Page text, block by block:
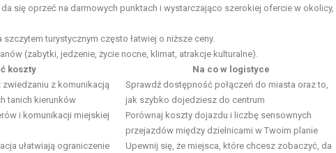
da się oprzeć na darmowych punktach i wystarczająco szerokiej ofercie w okolicy,
turystycznym często łatwiej o niższe ceny.
(zabytki, jedzenie, życie nocne, klimat, atrakcje kulturalne).
koszty Na co w logistyce
z komunikacją
tanich kierunków
Sprawdź dostępność połączeń do miasta oraz to,
jak szybko dojedziesz do centrum
i komunikacji miejskiej
Porównaj koszty dojazdu i liczbę sensownych
przejazdów między dzielnicami w Twoim planie
ułatwiają ograniczenie
Upewnij się, że miejsca, które chcesz zobaczyć, da